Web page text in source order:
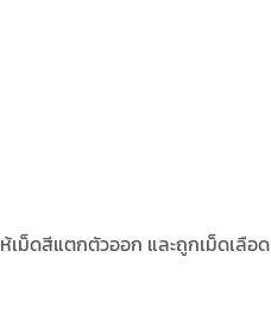
เม็ดสีแตกตัวออก และถูกเม็ดเลือด